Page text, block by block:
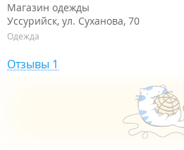
Магазин одежды
Уссурийск, ул. Суханова, 70
Одежда
Отзывы 1